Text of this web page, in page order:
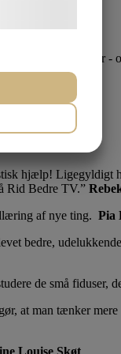
til over 600 videoer -
hjælp! Ligegyldigt
Rid Bedre TV.
af nye ting. Pia
bedre,
de små fiduser,
at man tænker
Louise Skøt